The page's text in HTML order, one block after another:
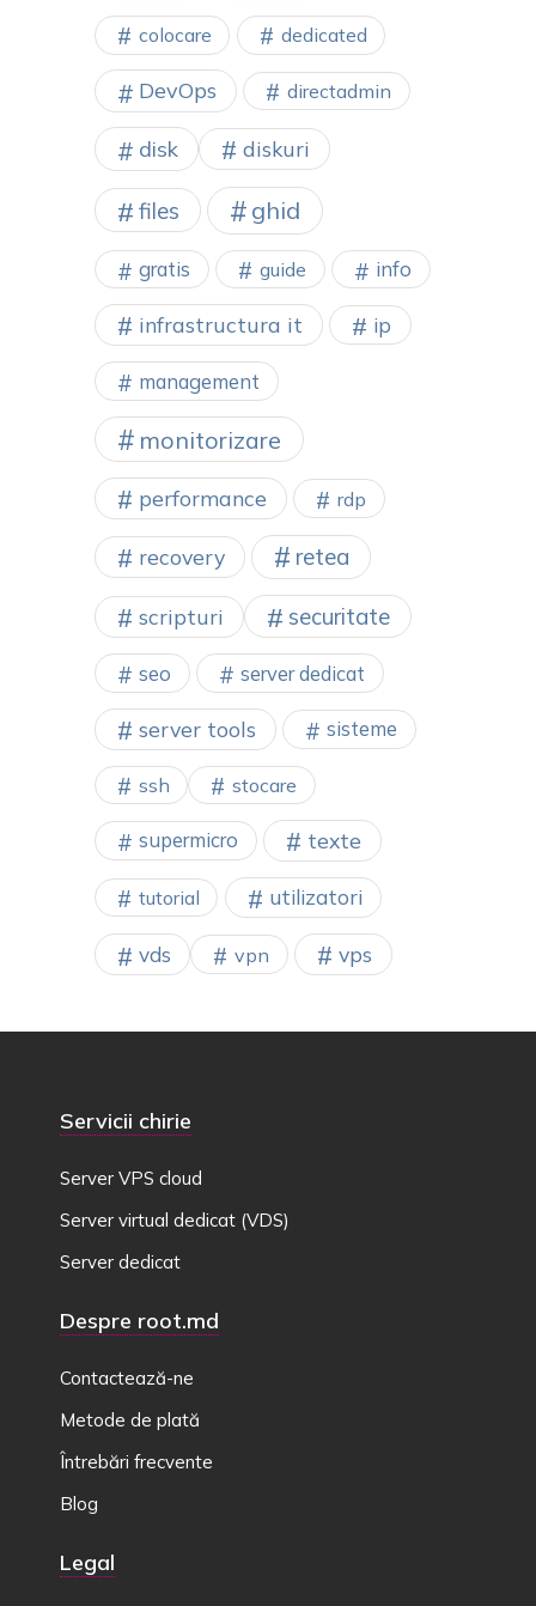
colocare dedicated
DevOps directadmin
disk diskuri
files ghid
gratis guide info
infrastructura it ip
management
monitorizare
performance rdp
recovery retea
scripturi securitate
seo server dedicat
server tools sisteme
ssh stocare
supermicro texte
tutorial utilizatori
vds vpn vps
Servicii chirie
Server VPS cloud
Server virtual dedicat (VDS)
Server dedicat
Despre root.md
Contactează-ne
Metode de plată
Întrebări frecvente
Blog
Legal